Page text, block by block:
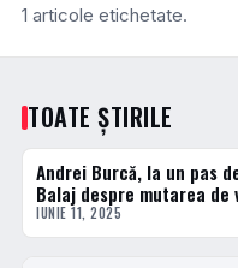
1 articole etichetate.
TOATE ȘTIRILE
ACTUALE
Andrei Burcă, la un pas
Balaj despre mutarea de
IUNIE 11, 2025